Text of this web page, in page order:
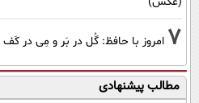
7 امروز با حافظ: گُل در بَر و مِی در
مطالب پیشنهادی